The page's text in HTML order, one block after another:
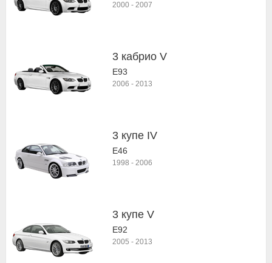
2000 - 2007
3 кабрио V
E93
2006 - 2013
3 купе IV
E46
1998 - 2006
3 купе V
E92
2005 - 2013